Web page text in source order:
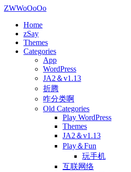
ZWWoOoOo
Home
zSay
Themes
Categories
App
WordPress
JA2＆v1.13
折腾
咋分类啊
Old Categories
Play WordPress
Themes
JA2＆v1.13
Play＆Fun
玩手机
互联网络